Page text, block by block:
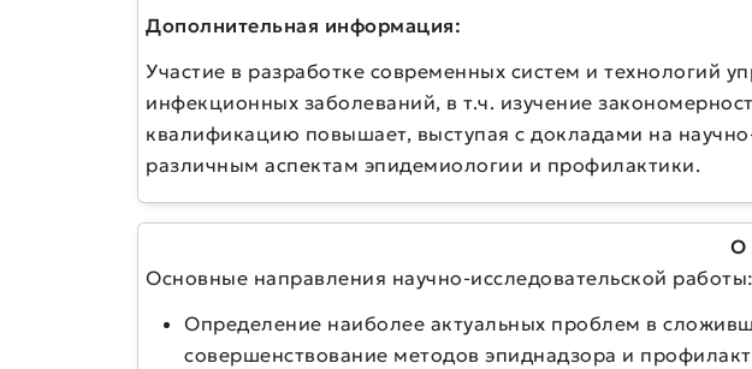
Дополнительная информация:
Участие в разработке современных систем и технологий
инфекционных заболеваний, в т.ч. изучение
квалификацию повышает, выступая с докладами на
различным аспектам эпидемиологии и профилактики.
О
Основные направления научно-исследовательской работы:
Определение наиболее актуальных проблем в
совершенствование методов эпиднадзора и